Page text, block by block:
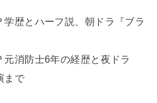
歴とハーフ説、朝ドラ『ブラ
消防士6年の経歴と夜ドラ
まで